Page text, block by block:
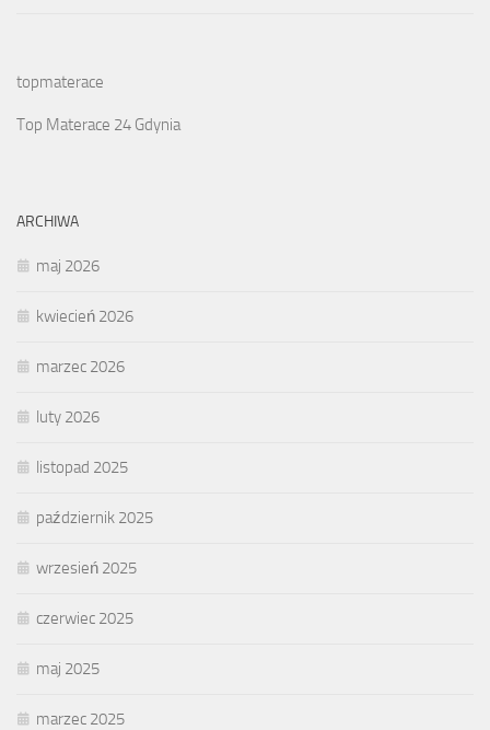
topmaterace
Top Materace 24 Gdynia
ARCHIWA
maj 2026
kwiecień 2026
marzec 2026
luty 2026
listopad 2025
październik 2025
wrzesień 2025
czerwiec 2025
maj 2025
marzec 2025